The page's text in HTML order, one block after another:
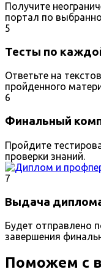
Получите
портал по
5
Тесты по
Ответьте на
пройденного
6
Финальный
Пройдите
проверки знаний.
7
Выдача
Будет отправлено
завершения
Поможем с